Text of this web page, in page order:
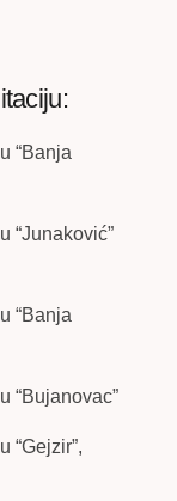
“Banja
“Junaković”
“Banja
“Bujanovac”
“Gejzir”,